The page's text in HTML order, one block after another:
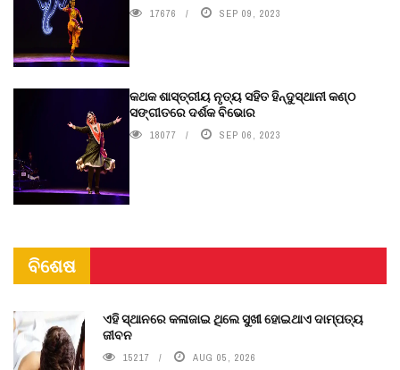
17676 SEP 09, 2023
କଥକ ଶାସ୍ତ୍ରୀୟ ନୃତ୍ୟ ସହିତ ହିନ୍ଦୁସ୍ଥାନୀ କଣ୍ଠ
ସଙ୍ଗୀତରେ ଦର୍ଶକ ବିଭୋର
18077 SEP 06, 2023
ବିଶେଷ
ଏହି ସ୍ଥାନରେ କଳାଜାଇ ଥିଲେ ସୁଖୀ ହୋଇଥାଏ ଦାମ୍ପତ୍ୟ
ଜୀବନ
15217 AUG 05, 2026